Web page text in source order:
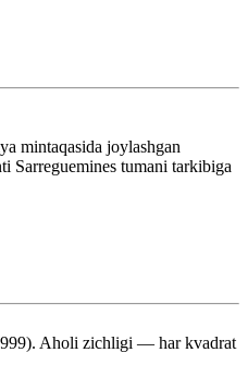
mintaqasida joylashgan
Sarreguemines tumani tarkibiga
Aholi zichligi — har kvadrat